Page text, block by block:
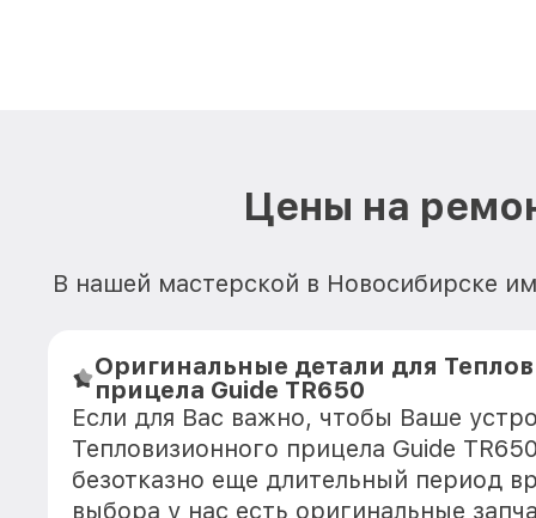
Цены на
В нашей мастерской в Новосибирске
Оригинальные детали для
прицела Guide TR650
Если для Вас важно, чтобы Ваше
Тепловизионного прицела Guide
безотказно еще длительный период
выбора у нас есть оригинальные